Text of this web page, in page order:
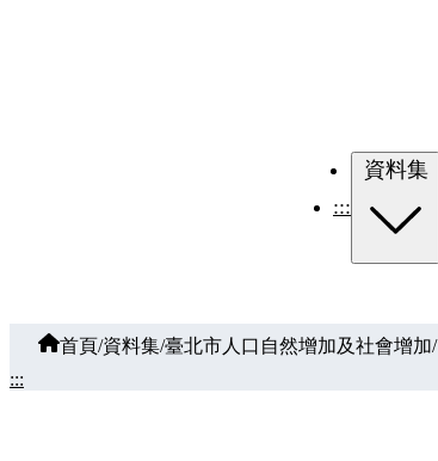
:::
資料集
首頁/資料集/臺北市人口自然增加及社會增加/
:::